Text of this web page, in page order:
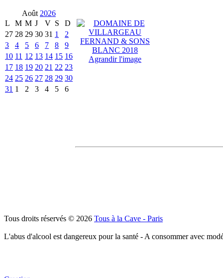
Août 2026
L
M M J V S
D
27 28 29 30 31 1
2
3
4 5 6 7 8
9
10 11 12 13 14 15 16
17 18 19 20 21 22 23
24 25 26 27 28 29 30
31 1 2 3 4 5 6
Agrandir l'image
Tous droits réservés © 2026 Tous à la Cave - Paris
L'abus d'alcool est dangereux pour la santé - A consommer avec